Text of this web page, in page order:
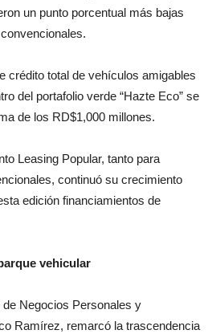
un punto porcentual más bajas
crédito total de vehículos amigables
del portafolio verde “Hazte Eco” se
de los RD$1,000 millones.
Leasing Popular, tanto para
continuó su crecimiento
edición financiamientos de
vehicular
Negocios Personales y
Ramírez, remarcó la trascendencia